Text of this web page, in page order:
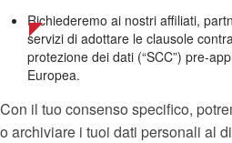
Richiederemo ai nostri affiliati,
servizi di adottare le clausole
protezione dei dati (“SCC”) pre-
Europea.
Con il tuo consenso specifico,
o archiviare i tuoi dati personali al